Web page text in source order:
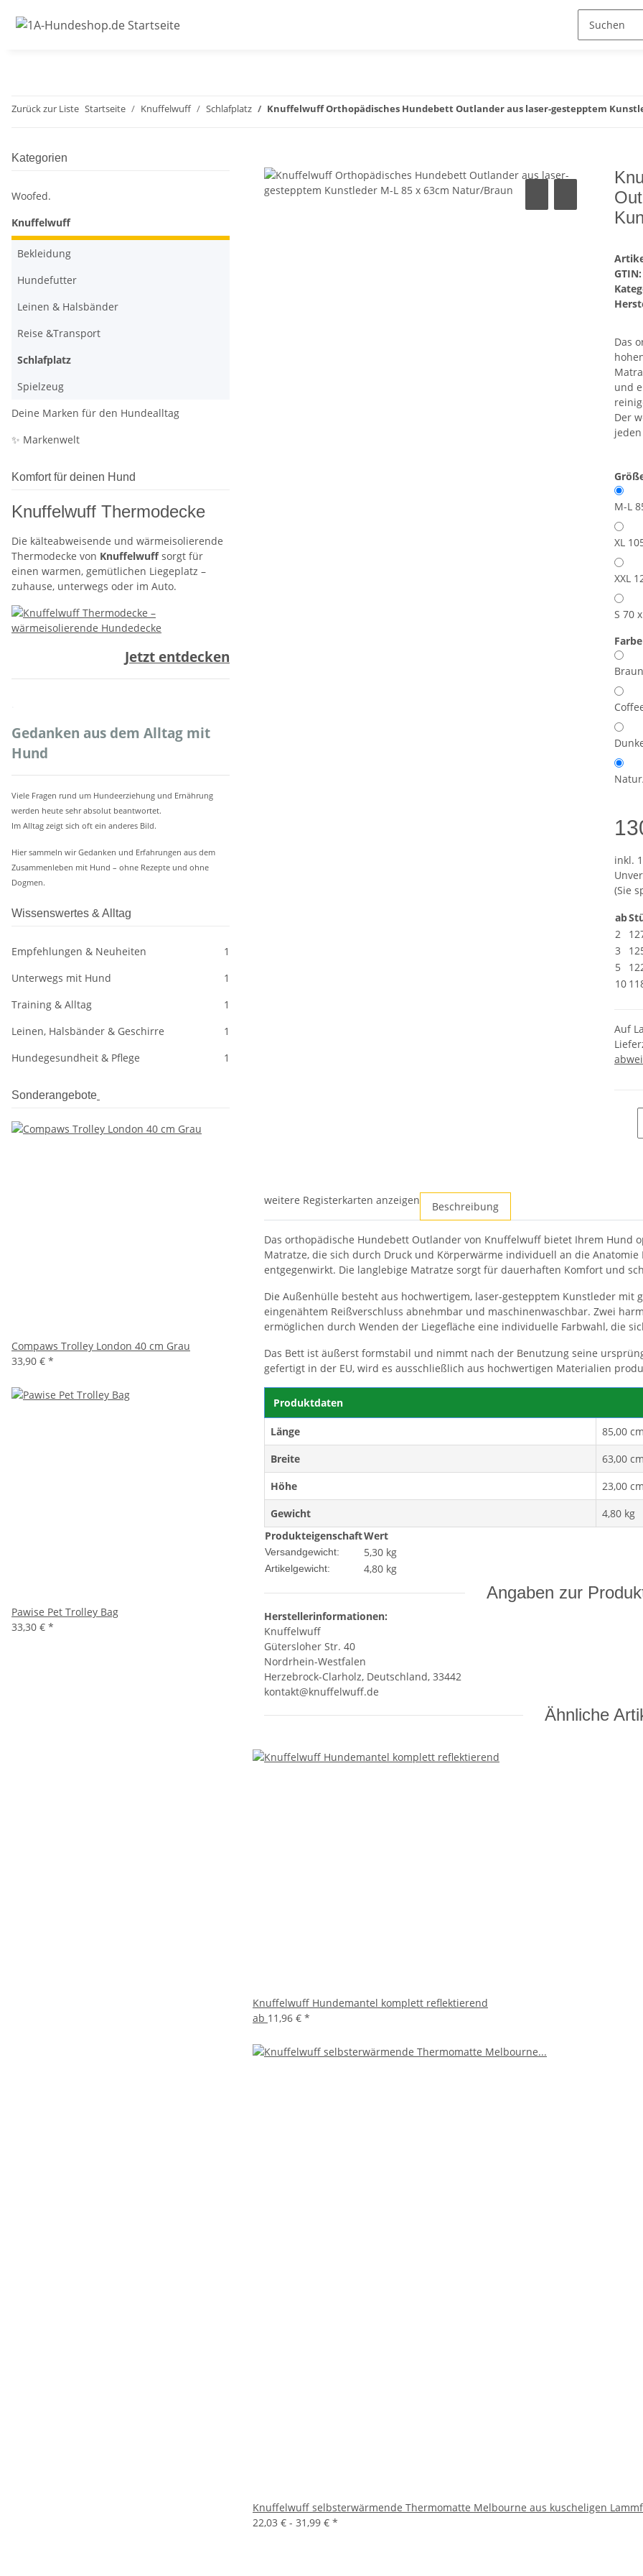
Zurück zur Liste Startseite Knuffelwuff Schlafplatz Knuffelwuff Orthopädisches Hundebett Outlander aus laser-gestepptem
GTIN:
Das
und
Der
M-L
XL
XXL
S 70
inkl.
(Sie
ab
2
3
5
10
Auf
weitere Registerkarten anzeigen Beschreibung
Das orthopädische Hundebett Outlander von Knuffelwuff bietet Ihrem Hund
Matratze, die sich durch Druck und Körperwärme individuell an die
entgegenwirkt. Die langlebige Matratze sorgt für dauerhaften Komfort und
Die Außenhülle besteht aus hochwertigem, laser-gestepptem Kunstleder
eingenähtem Reißverschluss abnehmbar und maschinenwaschbar. Zwei
ermöglichen durch Wenden der Liegefläche eine individuelle Farbwahl, die
Das Bett ist äußerst formstabil und nimmt nach der Benutzung seine
gefertigt in der EU, wird es ausschließlich aus hochwertigen Materialien
Produktdaten
Länge
85,00
Breite
63,00
Höhe
23,00
Gewicht
4,80 kg
ProdukteigenschaftWert
Versandgewicht: 5,30 kg
Artikelgewicht: 4,80 kg
Angaben zur
Herstellerinformationen:
Knuffelwuff
Gütersloher Str. 40
Nordrhein-Westfalen
Herzebrock-Clarholz, Deutschland, 33442
kontakt@knuffelwuff.de
Ähnliche
Knuffelwuff Hundemantel komplett reflektierend
ab 11,96 € *
Knuffelwuff selbsterwärmende Thermomatte Melbourne aus kuscheligen
22,03 € - 31,99 € *
Kategorien
Woofed.
Knuffelwuff
Bekleidung
Hundefutter
Leinen & Halsbänder
Reise &Transport
Schlafplatz
Spielzeug
Deine Marken für den Hundealltag
✨ Markenwelt
Komfort für deinen Hund
Knuffelwuff Thermodecke
Die kälteabweisende und wärmeisolierende
Thermodecke von Knuffelwuffsorgt für
einen warmen, gemütlichen Liegeplatz –
zuhause, unterwegs oder im Auto.
Jetzt entdecken
Gedanken aus dem Alltag mit
Hund
Viele Fragen rund um Hundeerziehung und Ernährung
werden heute sehr absolut beantwortet.
Im Alltag zeigt sich oft ein anderes Bild.
Hier sammeln wir Gedanken und Erfahrungen aus dem
Zusammenleben mit Hund – ohne Rezepte und ohne
Dogmen.
Wissenswertes & Alltag
Empfehlungen & Neuheiten
1
Unterwegs mit Hund
1
Training & Alltag
1
Leinen, Halsbänder & Geschirre
1
Hundegesundheit & Pflege
1
Sonderangebote
Compaws Trolley London 40 cm Grau
33,90 € *
Pawise Pet Trolley Bag
33,30 € *